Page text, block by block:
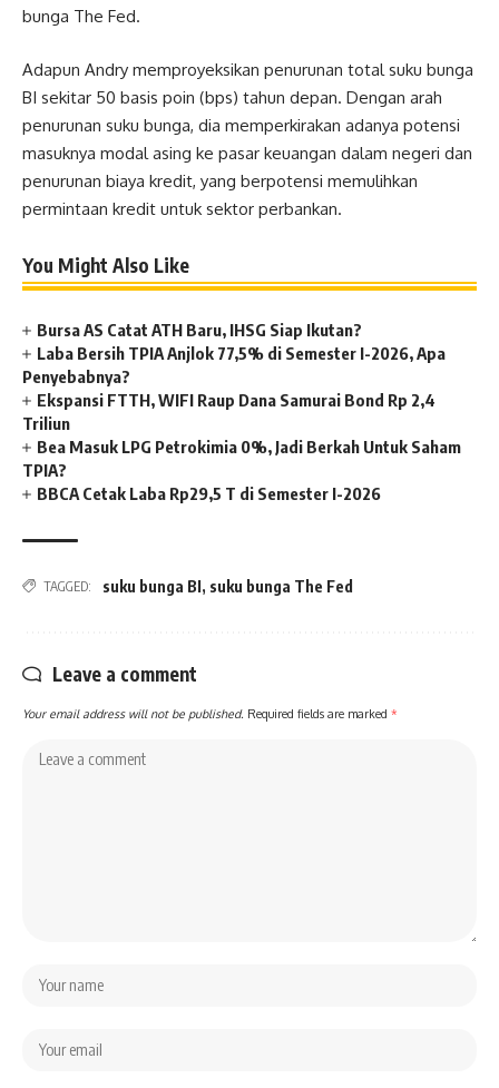
bunga The Fed.
Adapun Andry memproyeksikan penurunan total suku bunga
BI sekitar 50 basis poin (bps) tahun depan. Dengan arah
penurunan suku bunga, dia memperkirakan adanya potensi
masuknya modal asing ke pasar keuangan dalam negeri dan
penurunan biaya kredit, yang berpotensi memulihkan
permintaan kredit untuk sektor perbankan.
You Might Also Like
Bursa AS Catat ATH Baru, IHSG Siap Ikutan?
Laba Bersih TPIA Anjlok 77,5% di Semester I-2026, Apa
Penyebabnya?
Ekspansi FTTH, WIFI Raup Dana Samurai Bond Rp 2,4
Triliun
Bea Masuk LPG Petrokimia 0%, Jadi Berkah Untuk Saham
TPIA?
BBCA Cetak Laba Rp29,5 T di Semester I-2026
TAGGED: suku bunga BI, suku bunga The Fed
Leave a comment
Your email address will not be published. Required fields are marked *